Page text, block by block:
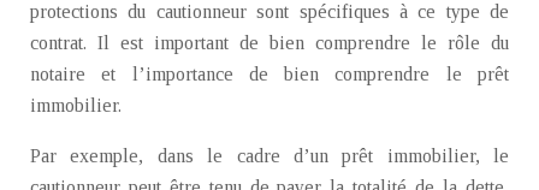
protections du cautionneur sont spécifiques à ce type de
contrat. Il est important de bien comprendre le rôle du
notaire et l’importance de bien comprendre le prêt
immobilier.
Par exemple, dans le cadre d’un prêt immobilier, le